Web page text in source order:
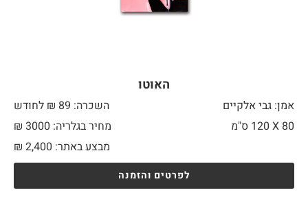
האוטו
אמן: גבי אלקיים
השכרה: 89 ₪ לחודש
80 X
מחיר בגלריה: 3000 ₪
מבצע באתר:
₪ 2,400
לפרטים והזמנה